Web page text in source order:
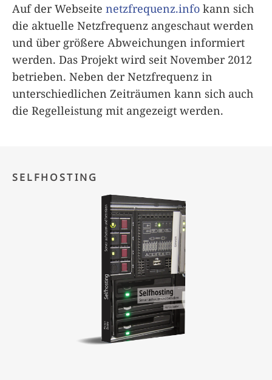
Auf der Webseite netzfrequenz.info kann sich
die aktuelle Netzfrequenz angeschaut werden
und über größere Abweichungen informiert
werden. Das Projekt wird seit November 2012
betrieben. Neben der Netzfrequenz in
unterschiedlichen Zeiträumen kann sich auch
die Regelleistung mit angezeigt werden.
SELFHOSTING